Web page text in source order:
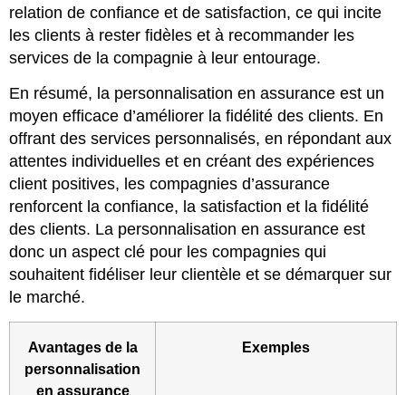
relation de confiance et de satisfaction, ce qui incite
les clients à rester fidèles et à recommander les
services de la compagnie à leur entourage.
En résumé, la personnalisation en assurance est un
moyen efficace d’améliorer la fidélité des clients. En
offrant des services personnalisés, en répondant aux
attentes individuelles et en créant des expériences
client positives, les compagnies d’assurance
renforcent la confiance, la satisfaction et la fidélité
des clients. La personnalisation en assurance est
donc un aspect clé pour les compagnies qui
souhaitent fidéliser leur clientèle et se démarquer sur
le marché.
Avantages de la
personnalisation
en assurance
Exemples